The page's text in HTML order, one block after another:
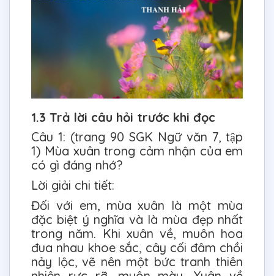
1.3 Trả lời câu hỏi trước khi đọc
Câu 1: (trang 90 SGK Ngữ văn 7, tập
1) Mùa xuân trong cảm nhận của em
có gì đáng nhớ?
Lời giải chi tiết:
Đối với em, mùa xuân là một mùa
đặc biệt ý nghĩa và là mùa đẹp nhất
trong năm. Khi xuân về, muôn hoa
đua nhau khoe sắc, cây cối đâm chồi
nảy lộc, vẽ nên một bức tranh thiên